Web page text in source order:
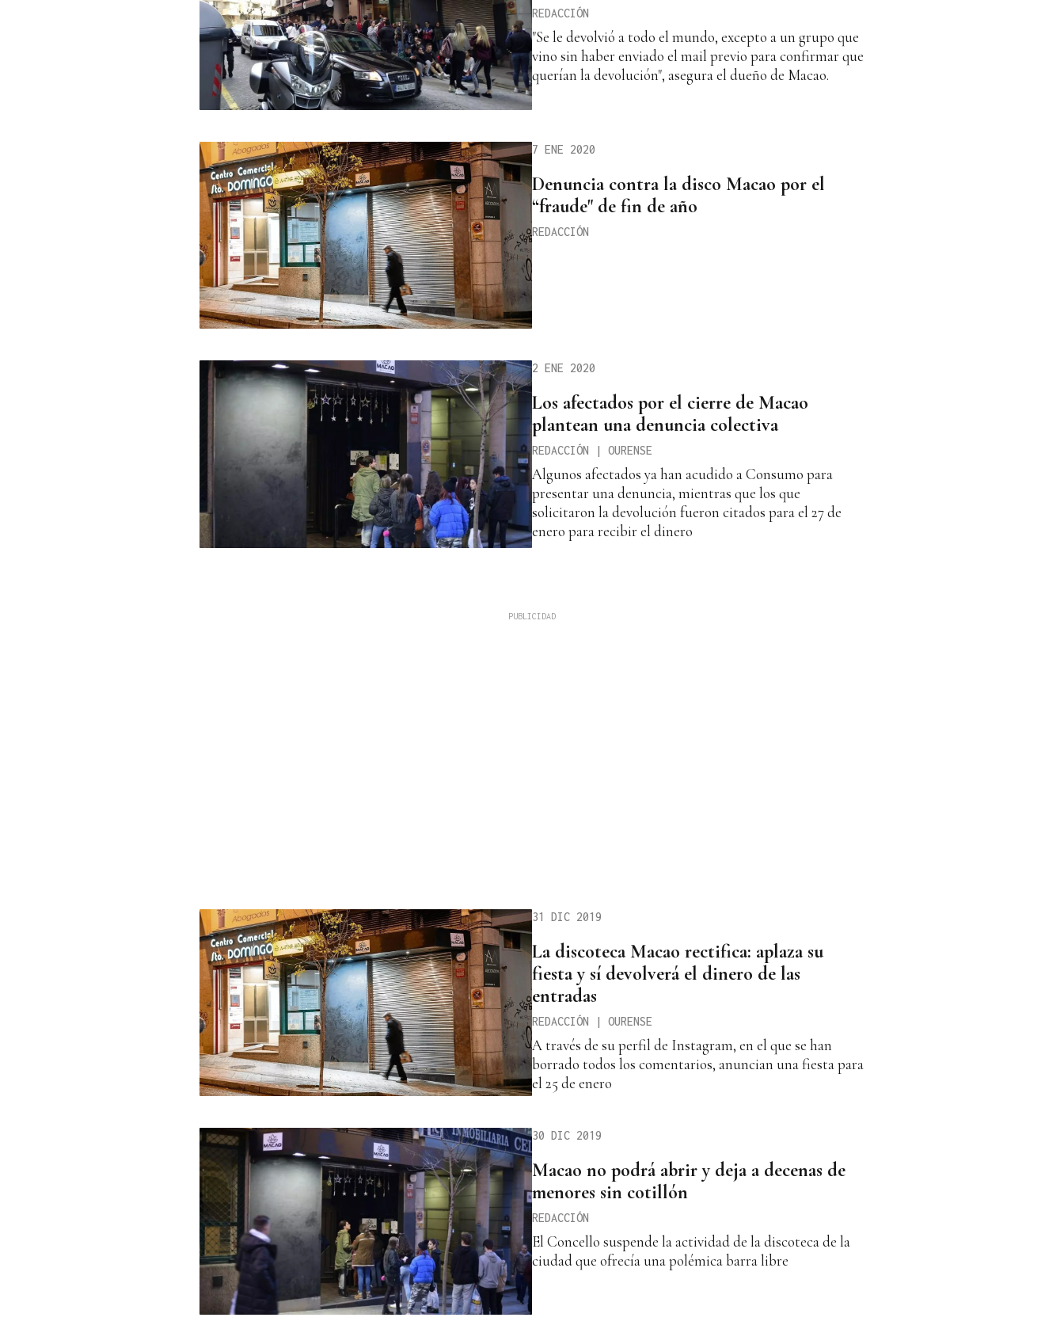
REDACCIÓN
"Se le devolvió a todo el mundo, excepto a un grupo que
vino sin haber enviado el mail previo para confirmar que
querían la devolución", asegura el dueño de Macao.
7 ENE 2020
Denuncia contra la disco Macao por el
“fraude" de fin de año
REDACCIÓN
2 ENE 2020
Los afectados por el cierre de Macao
plantean una denuncia colectiva
REDACCIÓN | OURENSE
Algunos afectados ya han acudido a Consumo para
presentar una denuncia, mientras que los que
solicitaron la devolución fueron citados para el 27 de
enero para recibir el dinero
31 DIC 2019
La discoteca Macao rectifica: aplaza su
fiesta y sí devolverá el dinero de las
entradas
REDACCIÓN | OURENSE
A través de su perfil de Instagram, en el que se han
borrado todos los comentarios, anuncian una fiesta para
el 25 de enero
30 DIC 2019
Macao no podrá abrir y deja a decenas de
menores sin cotillón
REDACCIÓN
El Concello suspende la actividad de la discoteca de la
ciudad que ofrecía una polémica barra libre